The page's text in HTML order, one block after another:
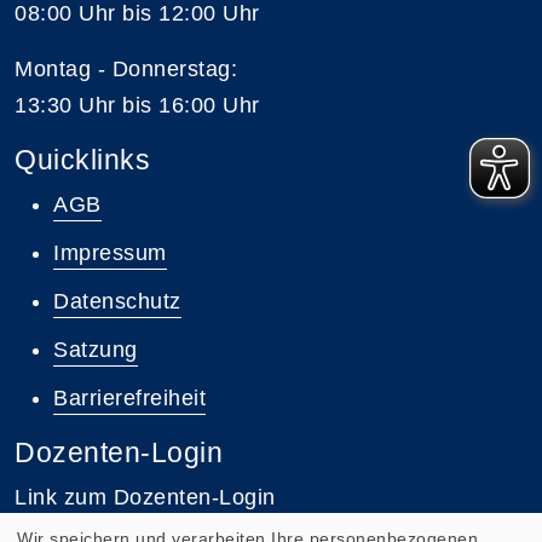
08:00 Uhr bis 12:00 Uhr
Montag - Donnerstag:
13:30 Uhr bis 16:00 Uhr
Quicklinks
AGB
Impressum
Datenschutz
Satzung
Barrierefreiheit
Dozenten-Login
Link zum Dozenten-Login